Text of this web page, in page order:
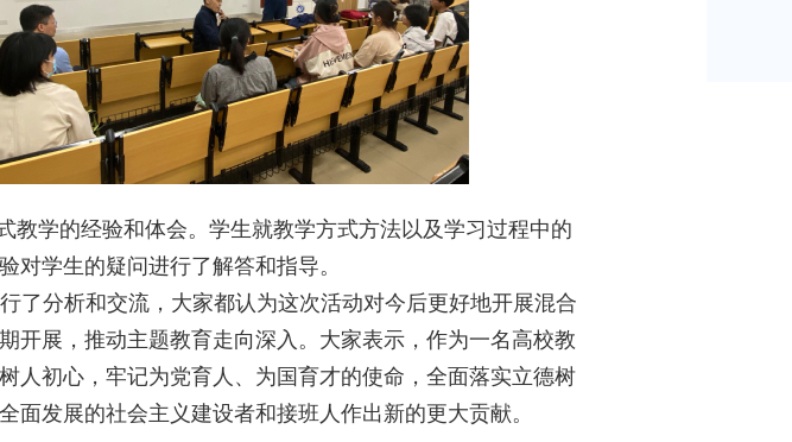
学的经验和体会。学生就教学方式方法以及学习过程中的
对学生的疑问进行了解答和指导。
了分析和交流，大家都认为这次活动对今后更好地开展混合
开展，推动主题教育走向深入。大家表示，作为一名高校教
人初心，牢记为党育人、为国育才的使命，全面落实立德树
发展的社会主义建设者和接班人作出新的更大贡献。